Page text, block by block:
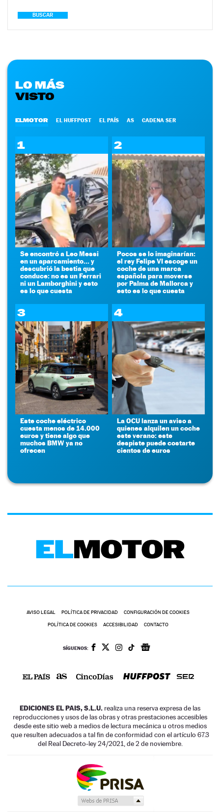
BUSCAR
LO MÁS
VISTO
ELMOTOR EL HUFFPOST EL PAÍS AS CADENA SER
1
Se encontró a Leo Messi
en un aparcamiento... y
descubrió la bestia que
conduce: no es un Ferrari
ni un Lamborghini y esto
es lo que cuesta
2
Pocos se lo imaginarían:
el rey Felipe VI escoge un
coche de una marca
española para moverse
por Palma de Mallorca y
esto es lo que cuesta
3
Este coche eléctrico
cuesta menos de 14.000
euros y tiene algo que
muchos BMW ya no
ofrecen
4
La OCU lanza un aviso a
quienes alquilen un coche
este verano: este
despiste puede costarte
cientos de euros
AVISO LEGAL POLÍTICA DE PRIVACIDAD CONFIGURACIÓN DE COOKIES
POLÍTICA DE COOKIES ACCESIBILIDAD CONTACTO
SÍGUENOS:
EDICIONES EL PAIS, S.L.U. realiza una reserva expresa de las
reproducciones y usos de las obras y otras prestaciones accesibles
desde este sitio web a medios de lectura mecánica u otros medios
que resulten adecuados a tal fin de conformidad con el artículo 67.3
del Real Decreto-ley 24/2021, de 2 de noviembre.